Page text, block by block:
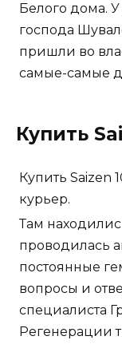
Белого дома. У
господа
пришли во
самые-самые
Купить
Купить Saizen
курьер.
Там
проводилась
постоянные
вопросы и
специалиста
Регенерации